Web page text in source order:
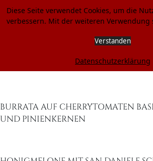
LaScala-
Restaurant
Vorspeisen
NUDELGERICHTE PINSA
BURRATA AUF CHERRYTOMATEN
UND PINIENKERNEN
Diese Seite verwendet Cookies, um die
verbessern. Mit der weiteren Verwendung
Verstanden
Datenschutzerklärung